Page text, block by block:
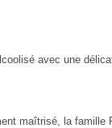
avec une
maîtrisé, la